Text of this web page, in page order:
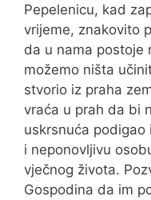
Pepelenicu, kad
vrijeme, znakovito
da u nama postoje
možemo ništa
stvorio iz praha
vraća u prah da bi
uskrsnuća
i neponovljivu
vječnog života.
Gospodina da im